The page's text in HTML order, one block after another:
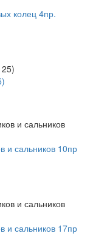
колец 4пр.
и сальников 10пр
и сальников 17пр